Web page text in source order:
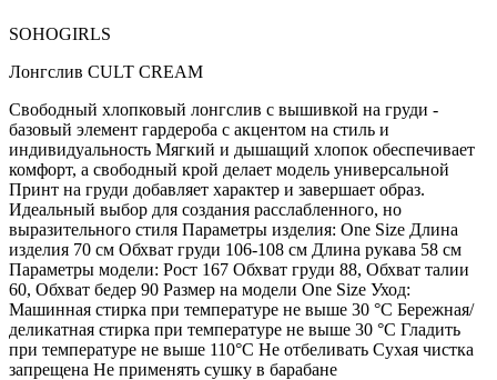
SOHOGIRLS
Лонгслив CULT CREAM
Свободный хлопковый лонгслив с вышивкой на груди -
базовый элемент гардероба с акцентом на стиль и
индивидуальность Мягкий и дышащий хлопок обеспечивает
комфорт, а свободный крой делает модель универсальной
Принт на груди добавляет характер и завершает образ.
Идеальный выбор для создания расслабленного, но
выразительного стиля Параметры изделия: One Size Длина
изделия 70 см Обхват груди 106-108 см Длина рукава 58 см
Параметры модели: Рост 167 Обхват груди 88, Обхват талии
60, Обхват бедер 90 Размер на модели One Size Уход:
Машинная стирка при температуре не выше 30 °C Бережная/
деликатная стирка при температуре не выше 30 °C Гладить
при температуре не выше 110°C Не отбеливать Сухая чистка
запрещена Не применять сушку в барабане